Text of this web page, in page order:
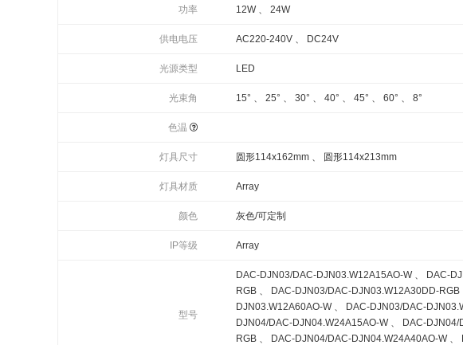
功率 12W 、 24W
供电电压 AC220-240V 、 DC24V
光源类型 LED
光束角 15° 、 25° 、 30° 、 40° 、 45° 、 60° 、 8°
色温
灯具尺寸 圆形114x162mm 、 圆形114x213mm
灯具材质 Array
颜色 灰色/可定制
IP等级 Array
型号
DAC-DJN03/DAC-DJN03.W12A15AO-W 、 DAC-
RGB 、 DAC-DJN03/DAC-DJN03.W12A30DD-
DJN03.W12A60AO-W 、 DAC-DJN03/DAC-
DJN04/DAC-DJN04.W24A15AO-W 、 DAC-
RGB 、 DAC-DJN04/DAC-DJN04.W24A40AO-W